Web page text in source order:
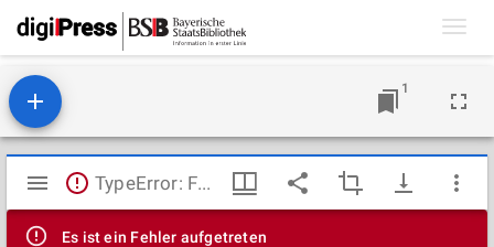
1
Mirador
Viewer
TypeError: Failed to fetch
Es ist ein Fehler aufgetreten